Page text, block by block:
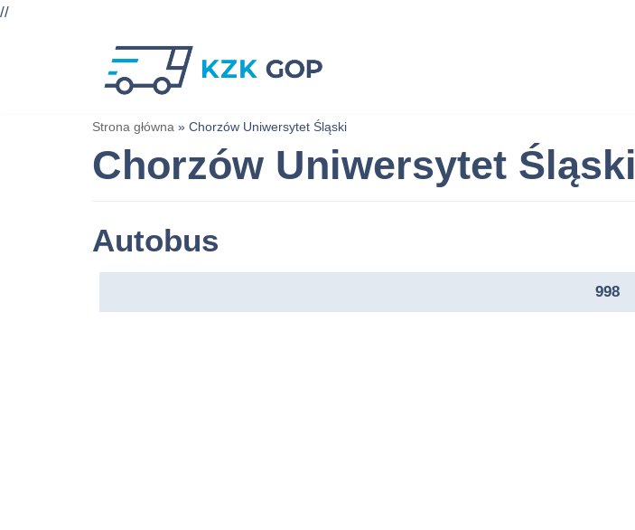
//
Strona główna » Chorzów Uniwersytet Śląski
Chorzów Uniwersytet Śląski
Autobus
998